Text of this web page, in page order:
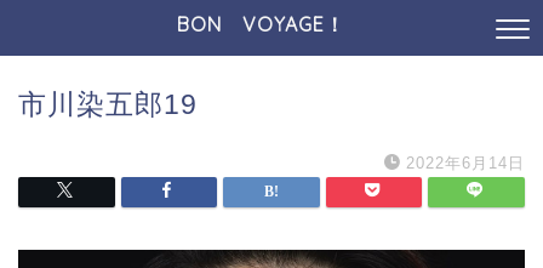
BON VOYAGE！
市川染五郎19
2022年6月14日